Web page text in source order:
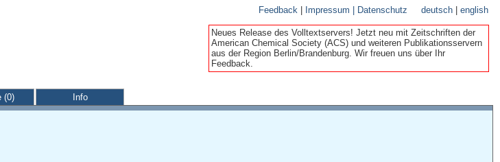
Feedback Impressum | Datenschutz deutsch |english
Neues Release des Volltextservers! Jetzt neu mit Zeitschriften der
American Chemical Society (ACS) und weiteren Publikationsservern
aus der Region Berlin/Brandenburg. Wir freuen uns über Ihr
Feedback.
(0) Info